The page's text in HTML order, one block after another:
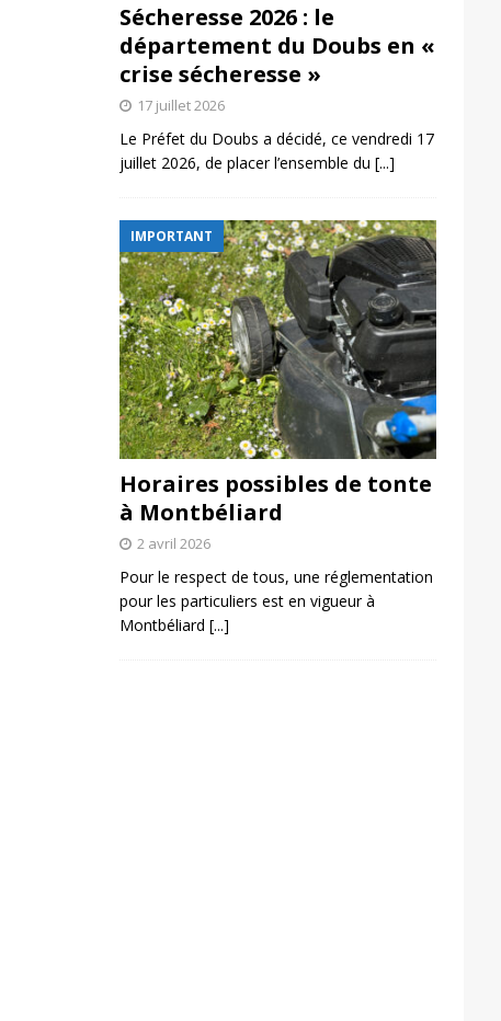
Sécheresse 2026 : le
département du Doubs en «
crise sécheresse »
17 juillet 2026
Le Préfet du Doubs a décidé, ce vendredi 17
juillet 2026, de placer l’ensemble du [...]
IMPORTANT
Horaires possibles de tonte
à Montbéliard
2 avril 2026
Pour le respect de tous, une réglementation
pour les particuliers est en vigueur à
Montbéliard [...]